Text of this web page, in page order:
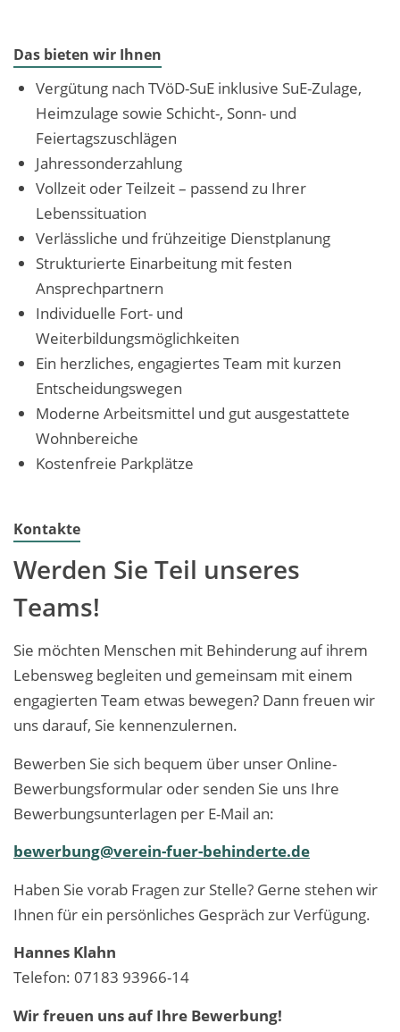
Das bieten wir Ihnen
Vergütung nach TVöD-SuE inklusive SuE-Zulage,
Heimzulage sowie Schicht-, Sonn- und
Feiertagszuschlägen
Jahressonderzahlung
Vollzeit oder Teilzeit – passend zu Ihrer
Lebenssituation
Verlässliche und frühzeitige Dienstplanung
Strukturierte Einarbeitung mit festen
Ansprechpartnern
Individuelle Fort- und
Weiterbildungsmöglichkeiten
Ein herzliches, engagiertes Team mit kurzen
Entscheidungswegen
Moderne Arbeitsmittel und gut ausgestattete
Wohnbereiche
Kostenfreie Parkplätze
Kontakte
Werden Sie Teil unseres
Teams!
Sie möchten Menschen mit Behinderung auf ihrem
Lebensweg begleiten und gemeinsam mit einem
engagierten Team etwas bewegen? Dann freuen wir
uns darauf, Sie kennenzulernen.
Bewerben Sie sich bequem über unser Online-
Bewerbungsformular oder senden Sie uns Ihre
Bewerbungsunterlagen per E-Mail an:
bewerbung@verein-fuer-behinderte.de
Haben Sie vorab Fragen zur Stelle? Gerne stehen wir
Ihnen für ein persönliches Gespräch zur Verfügung.
Hannes Klahn
Telefon: 07183 93966-14
Wir freuen uns auf Ihre Bewerbung!